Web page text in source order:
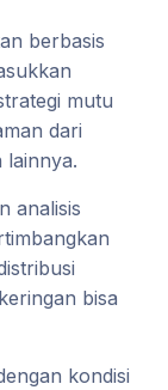
berbasis
mutu
dari
lainnya.
analisis
bisa
kondisi